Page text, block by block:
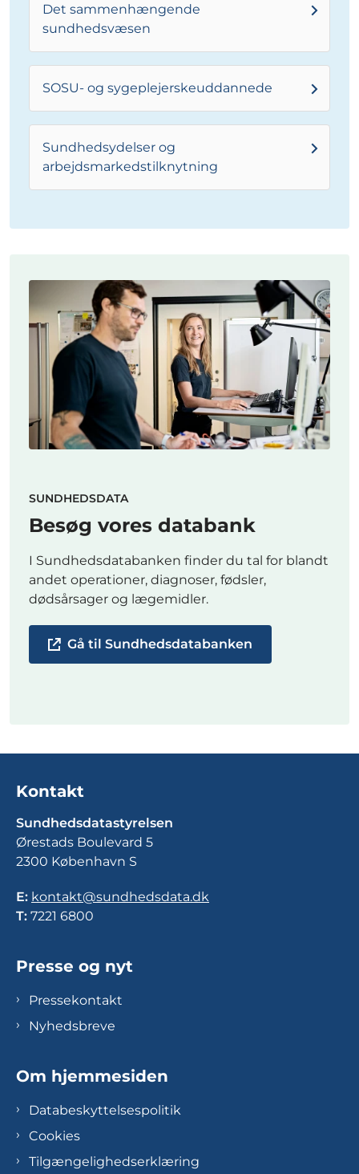
Det sammenhængende
sundhedsvæsen
SOSU- og sygeplejerskeuddannede
Sundhedsydelser og
arbejdsmarkedstilknytning
SUNDHEDSDATA
Besøg vores databank
I Sundhedsdatabanken finder du tal for blandt
andet operationer, diagnoser, fødsler,
dødsårsager og lægemidler.
Gå til Sundhedsdatabanken
Kontakt
Sundhedsdatastyrelsen
Ørestads Boulevard 5
2300 København S
E: kontakt@sundhedsdata.dk
T: 7221 6800
Presse og nyt
Pressekontakt
Nyhedsbreve
Om hjemmesiden
Databeskyttelsespolitik
Cookies
Tilgængelighedserklæring